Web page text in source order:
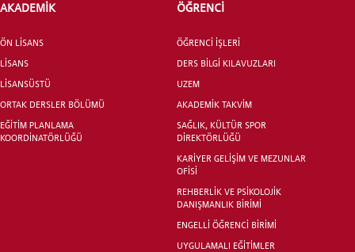
YATAY GEÇİŞ
AKADEMİK
ÖN LİSANS
LİSANS
LİSANSÜSTÜ
ORTAK DERSLER BÖLÜMÜ
EĞİTİM PLANLAMA
KOORDİNATÖRLÜĞÜ
ÖĞRENCİ
ÖĞRENCİ İŞLERİ
DERS BİLGİ KILAVUZLARI
UZEM
AKADEMİK TAKVİM
SAĞLIK, KÜLTÜR SPOR
DİREKTÖRLÜĞÜ
KARİYER GELİŞİM VE MEZUNLAR
OFİSİ
REHBERLİK VE PSİKOLOJİK
DANIŞMANLIK BİRİMİ
ENGELLİ ÖĞRENCİ BİRİMİ
UYGULAMALI EĞİTİMLER